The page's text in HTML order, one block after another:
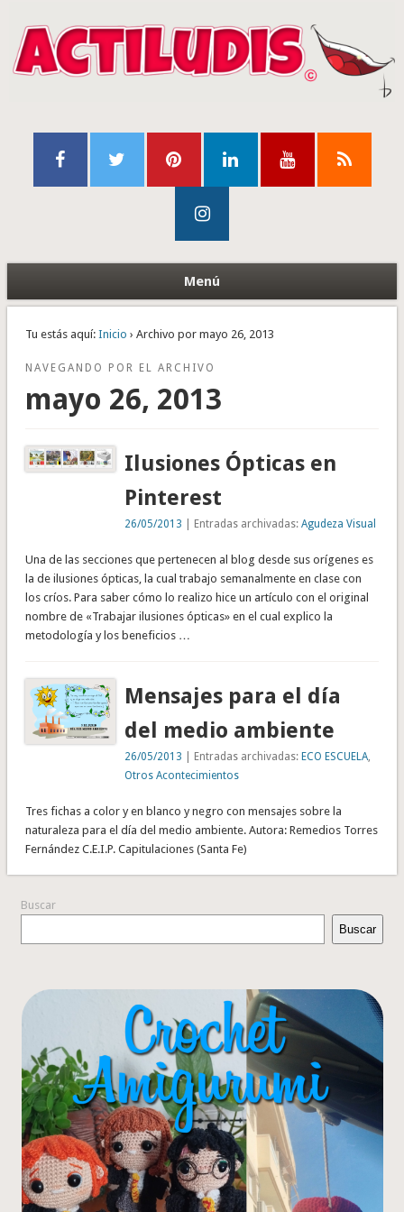
Menú
Tu estás aquí: Inicio › Archivo por mayo 26, 2013
NAVEGANDO POR EL ARCHIVO
mayo 26, 2013
Ilusiones Ópticas en
Pinterest
26/05/2013 | Entradas archivadas:Agudeza Visual
Una de las secciones que pertenecen al blog desde sus orígenes es
la de ilusiones ópticas, la cual trabajo semanalmente en clase con
los críos. Para saber cómo lo realizo hice un artículo con el original
nombre de «Trabajar ilusiones ópticas» en el cual explico la
metodología y los beneficios …
Mensajes para el día
del medio ambiente
26/05/2013 | Entradas archivadas:ECO ESCUELA
Otros Acontecimientos
Tres fichas a color y en blanco y negro con mensajes sobre la
naturaleza para el día del medio ambiente. Autora: Remedios Torres
Fernández C.E.I.P. Capitulaciones (Santa Fe)
Buscar
Buscar